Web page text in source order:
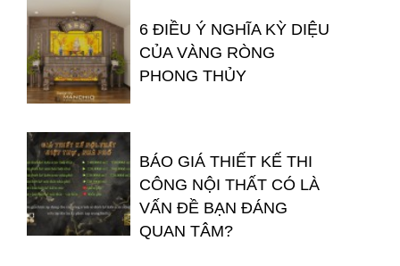
6 ĐIỀU Ý NGHĨA KỲ DIỆU
CỦA VÀNG RÒNG
PHONG THỦY
BÁO GIÁ THIẾT KẾ THI
CÔNG NỘI THẤT CÓ LÀ
VẤN ĐỀ BẠN ĐÁNG
QUAN TÂM?